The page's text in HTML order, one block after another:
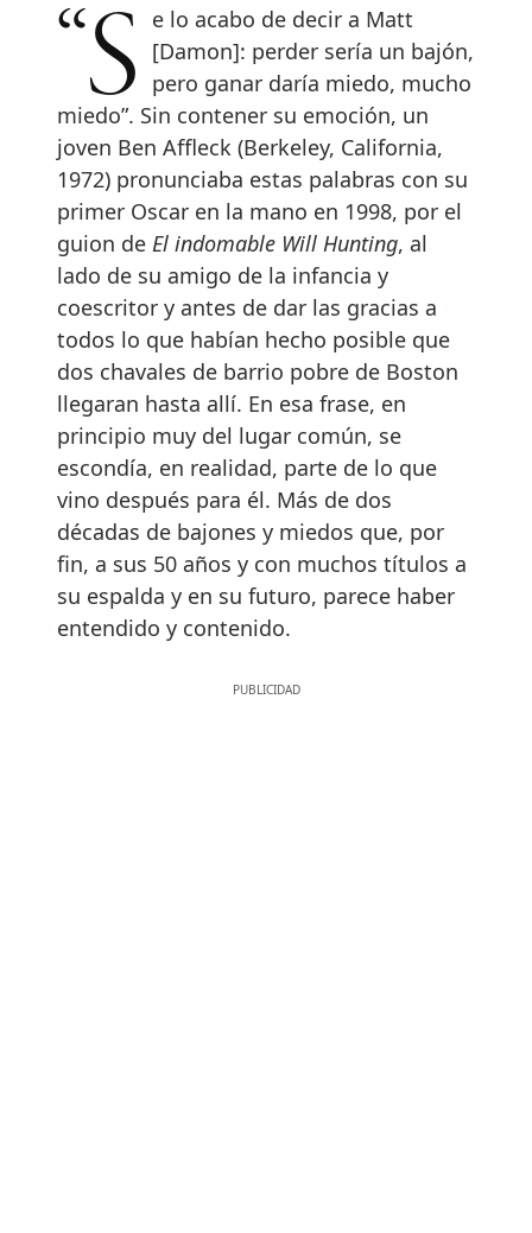
“Se lo acabo de decir a Matt
[Damon]: perder sería un bajón,
pero ganar daría miedo, mucho
miedo”. Sin contener su emoción, un
joven Ben Affleck (Berkeley, California,
1972) pronunciaba estas palabras con su
primer Oscar en la mano en 1998, por el
guion de El indomable Will Hunting, al
lado de su amigo de la infancia y
coescritor y antes de dar las gracias a
todos lo que habían hecho posible que
dos chavales de barrio pobre de Boston
llegaran hasta allí. En esa frase, en
principio muy del lugar común, se
escondía, en realidad, parte de lo que
vino después para él. Más de dos
décadas de bajones y miedos que, por
fin, a sus 50 años y con muchos títulos a
su espalda y en su futuro, parece haber
entendido y contenido.